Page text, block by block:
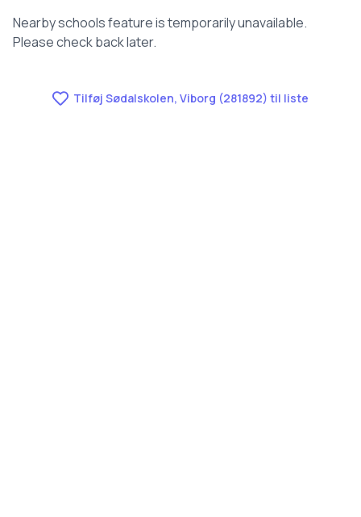
Nearby schools feature is temporarily unavailable.
Please check back later.
Tilføj Sødalskolen, Viborg (281892) til liste